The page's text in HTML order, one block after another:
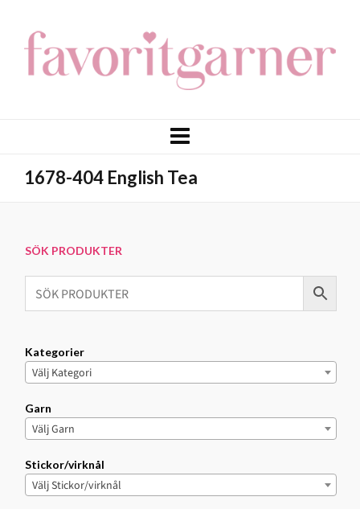
1678-404 English Tea
SÖK PRODUKTER
Kategorier
Välj Kategori
Garn
Välj Garn
Stickor/virknål
Välj Stickor/virknål